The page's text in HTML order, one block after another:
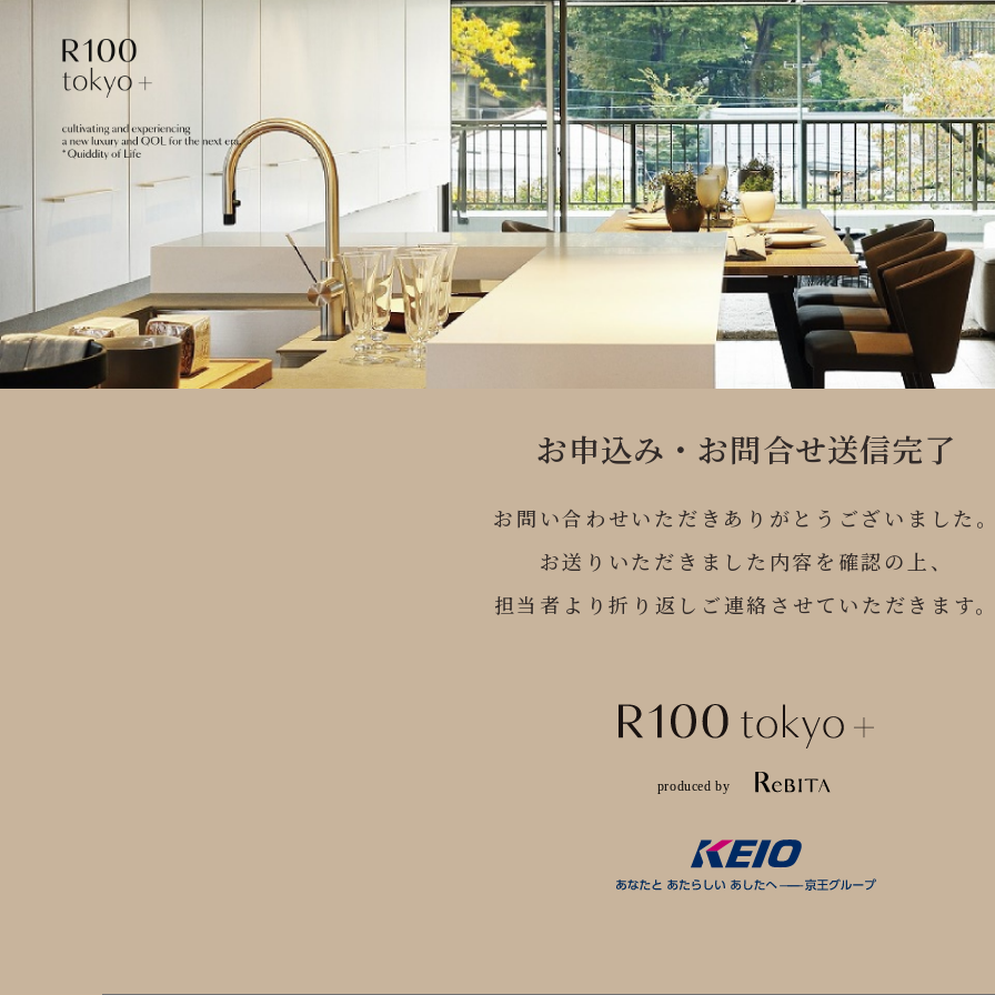
お申込み・ お問合せ送信完了
お問い合わせいただき ありがとうございました
お送りいただきました内容を確認の上、
担当者より折り返し ご連絡させていただきます